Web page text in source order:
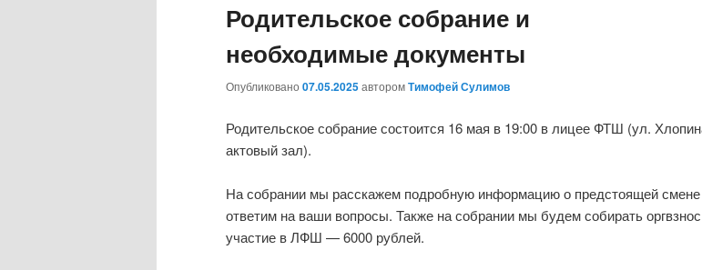
Родительское собрание и
необходимые документы
Опубликовано 07.05.2025авторомТимофей Сулимов
Родительское собрание состоится 16 мая в 19:00 в лицее ФТШ (ул.
актовый зал).
На собрании мы расскажем подробную информацию о предстоящей
ответим на ваши вопросы. Также на собрании мы будем собирать
участие в ЛФШ — 6000 рублей.